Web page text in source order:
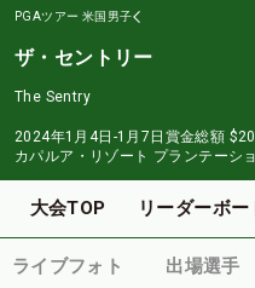
PGAツアー 米国男子
ザ・セントリー
The Sentry
2024年1月4日-1月7日 賞金総額
カパルア・リゾート プランテーシ
大会TOP リーダーボー
ライブフォト 出場選手